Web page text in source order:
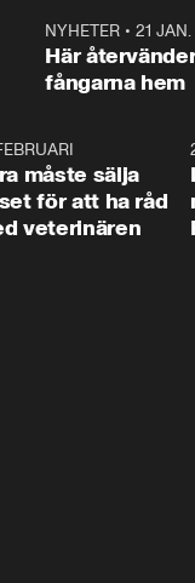
NYHETER •21
Här
fångarna hem
måste sälja
för att ha råd
veterinären